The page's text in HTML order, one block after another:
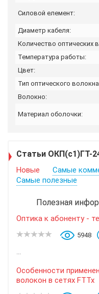
Силовой елемент:
Диаметр кабеля:
Количество оптических
Температура работы:
Цвет:
Тип оптического
Волокно:
Материал оболочки:
Статьи ОКП(с1)ГТ-
Новые
Самые
Самые полезные
Полезная
Оптика к абоненту -
5948
...
Особенности
волокон в сетях FTTx